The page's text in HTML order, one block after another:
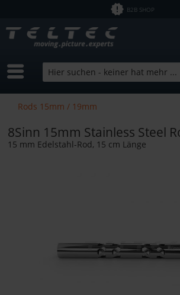
B2B SHOP
Rods 15mm / 19mm
8Sinn 15mm Stainless Steel
15 mm Edelstahl-Rod, 15 cm Länge